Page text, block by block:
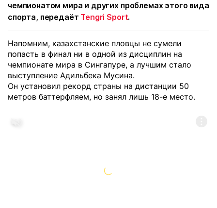
чемпионатом мира и других проблемах этого вида
спорта, передаёт Tengri Sport.
Напомним, казахстанские пловцы не сумели
попасть в финал ни в одной из дисциплин на
чемпионате мира в Сингапуре, а лучшим стало
выступление Адильбека Мусина.
Он установил рекорд страны на дистанции 50
метров баттерфляем, но занял лишь 18-е место.